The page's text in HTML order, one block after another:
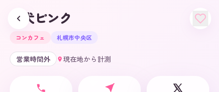
狛犬ピンク
コンカフェ 札幌市中央区
営業時間外 現在地から計測